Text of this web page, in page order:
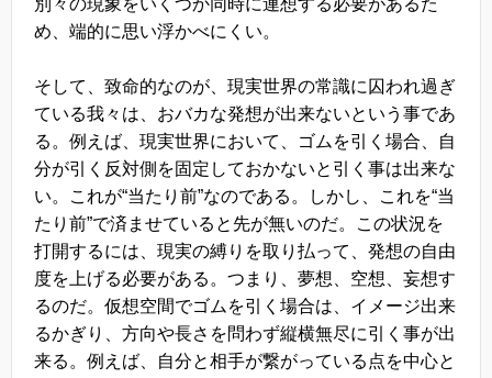
め、端的に思い浮かべにくい。
そして、致命的なのが、現実世界の常識に囚われ過ぎ
ている我々は、おバカな発想が出来ないという事であ
る。例えば、現実世界において、ゴムを引く場合、自
分が引く反対側を固定しておかないと引く事は出来な
い。これが“当たり前”なのである。しかし、これを“当
たり前”で済ませていると先が無いのだ。この状況を
打開するには、現実の縛りを取り払って、発想の自由
度を上げる必要がある。つまり、夢想、空想、妄想す
るのだ。仮想空間でゴムを引く場合は、イメージ出来
るかぎり、方向や長さを問わず縦横無尽に引く事が出
来る。例えば、自分と相手が繋がっている点を中心と